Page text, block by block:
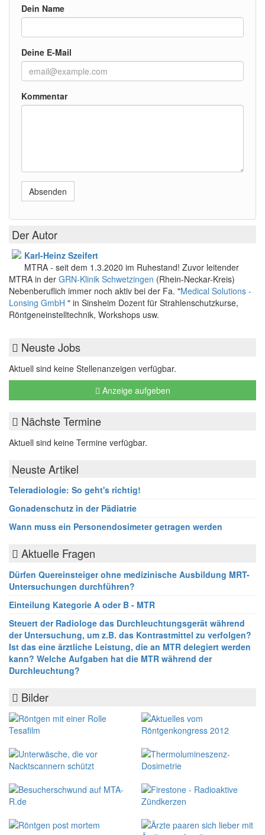
Dein Name
Deine E-Mail
Kommentar
Absenden
Der Autor
Karl-Heinz Szeifert
MTRA - seit dem 1.3.2020 im Ruhestand! Zuvor leitender
MTRA in der GRN-Klinik Schwetzingen (Rhein-Neckar-Kreis)
Nebenberuflich immer noch aktiv bei der Fa. "Medical Solutions -
Lonsing GmbH " in Sinsheim Dozent für Strahlenschutzkurse,
Röntgeneinstelltechnik, Workshops usw.
Neuste Jobs
Aktuell sind keine Stellenanzeigen verfügbar.
Anzeige aufgeben
Nächste Termine
Aktuell sind keine Termine verfügbar.
Neuste Artikel
Teleradiologie: So geht's richtig!
Gonadenschutz in der Pädiatrie
Wann muss ein Personendosimeter getragen werden
Aktuelle Fragen
Dürfen Quereinsteiger ohne medizinische Ausbildung MRT-
Untersuchungen durchführen?
Einteilung Kategorie A oder B - MTR
Steuert der Radiologe das Durchleuchtungsgerät während
der Untersuchung, um z.B. das Kontrastmittel zu verfolgen?
Ist das eine ärztliche Leistung, die an MTR delegiert werden
kann? Welche Aufgaben hat die MTR während der
Durchleuchtung?
Bilder